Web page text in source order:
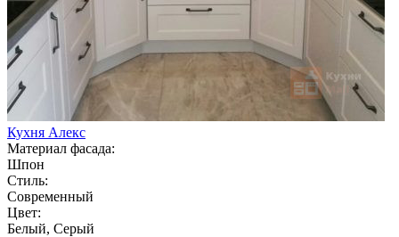
Кухня Алекс
Материал фасада:
Шпон
Стиль:
Современный
Цвет:
Белый, Серый